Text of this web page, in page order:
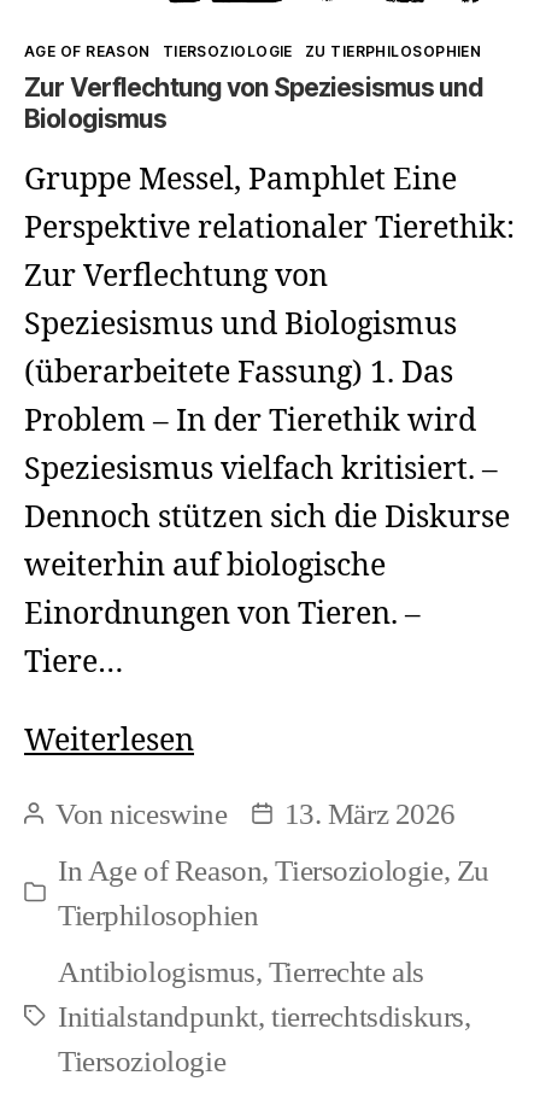
wollen)?(wenn
nicht
mal
anschauen
wollen)?
Kategorien
AGE OF REASON TIERSOZIOLOGIE ZU TIERPHILOSOPHIEN
Zur Verflechtung von Speziesismus und
Biologismus
Gruppe Messel, Pamphlet Eine
Perspektive relationaler Tierethik:
Zur Verflechtung von
Speziesismus und Biologismus
(überarbeitete Fassung) 1. Das
Problem – In der Tierethik wird
Speziesismus vielfach kritisiert. –
Dennoch stützen sich die Diskurse
weiterhin auf biologische
Einordnungen von Tieren. –
Tiere…
WeiterlesenZur
von
Speziesismus
und
Biologismus
Beitragsautor
Vonniceswine Beitragsdatum
13. März 2026
Kategorien
In Age of Reason,Tiersoziologie, Zu
Tierphilosophien
Schlagwörter
Antibiologismus, Tierrechte als
Initialstandpunkt, tierrechtsdiskurs,
Tiersoziologie